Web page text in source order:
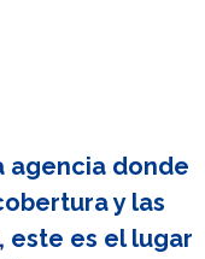
agencia donde
y las
este es el lugar